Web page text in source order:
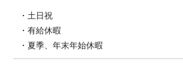
・土日祝
・有給休暇
・夏季、年末年始休暇